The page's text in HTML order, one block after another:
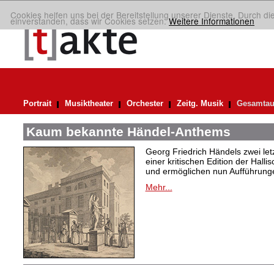
Cookies helfen uns bei der Bereitstellung unserer Dienste. Durch
einverstanden, dass wir Cookies setzen.Weitere Informationen
Portrait Musiktheater Orchester Zeitg. Musik
Kaum bekannte Händel-Anthems
Georg Friedrich Händels zwei
einer kritischen Edition der
und ermöglichen nun
Mehr...